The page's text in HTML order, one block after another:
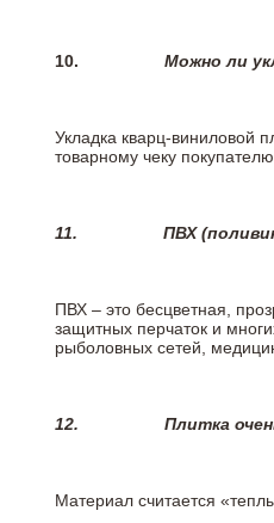
10. Можно ли
Укладка кварц-виниловой
товарному чеку
11. ПВХ
ПВХ – это бесцветная,
защитных перчаток и
рыболовных сетей,
12. Плитка
Материал считается